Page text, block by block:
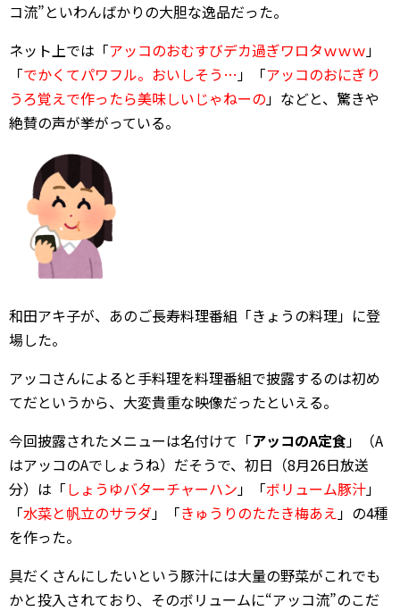
コ流”といわんばかりの大胆な逸品だった。
ネット上では「アッコのおむすびデカ過ぎワロタｗｗｗ」
「でかくてパワフル。おいしそう…」「アッコのおにぎり
うろ覚えで作ったら美味しいじゃねーの」などと、驚きや
絶賛の声が挙がっている。
和田アキ子が、あのご長寿料理番組「きょうの料理」に登
場した。
アッコさんによると手料理を料理番組で披露するのは初め
てだというから、大変貴重な映像だったといえる。
今回披露されたメニューは名付けて「アッコのA定食 」（A
はアッコのAでしょうね）だそうで、初日（8月26日放送
分）は「しょうゆバターチャーハン 」「ボリューム豚汁」
「水菜と帆立のサラダ」「きゅうりのたたき梅あえ 」の4種
を作った。
具だくさんにしたいという豚汁には大量の野菜がこれでも
かと投入されており、そのボリュームに“アッコ流”のこだ